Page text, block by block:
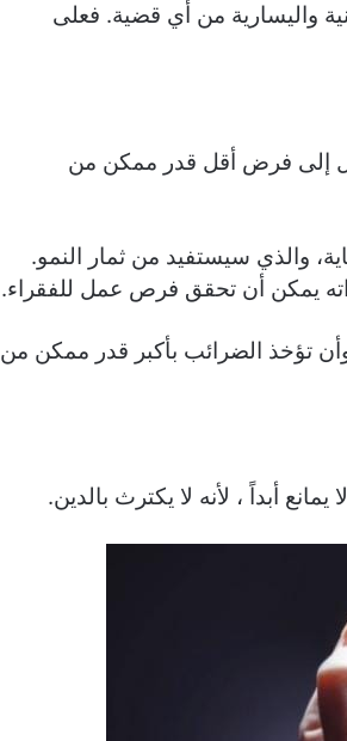
واليسارية من أي قضية. فعلى
إلى فرض أقل قدر ممكن من
والذي سيستفيد من ثمار النمو.
يمكن أن تحقق فرص عمل للفقراء.
تؤخذ الضرائب بأكبر قدر ممكن من
أبداً ، لأنه لا يكترث بالدين.